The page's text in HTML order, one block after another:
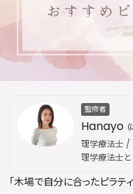
監修者
Hanayo
理学療法士 /
理学療法士と
を担当。その
「木場で自分に合ったピラテ